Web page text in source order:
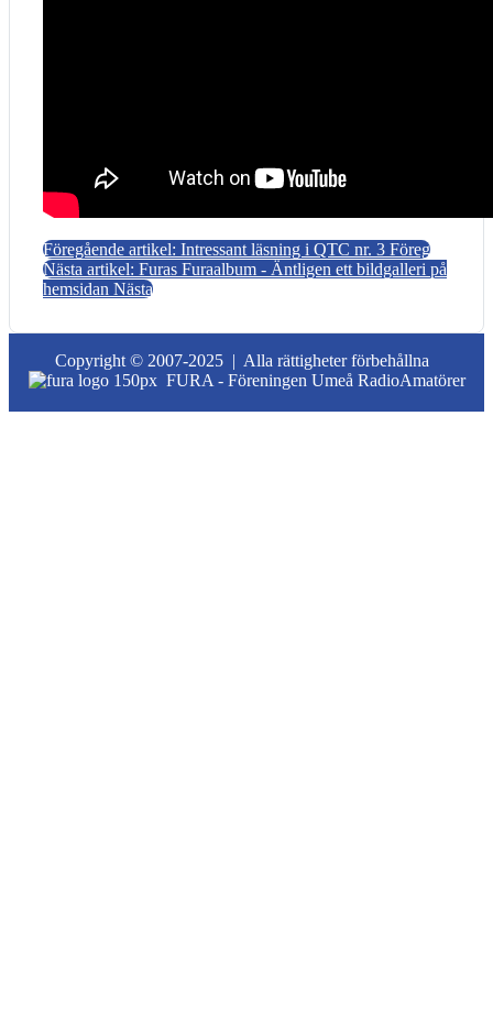
Föregående artikel: Intressant läsning i QTC nr. 3 Föreg
Nästa artikel: Furas Furaalbum - Äntligen ett bildgalleri på
hemsidan Nästa
Copyright © 2007-2025 | Alla rättigheter förbehållna
FURA - Föreningen Umeå RadioAmatörer